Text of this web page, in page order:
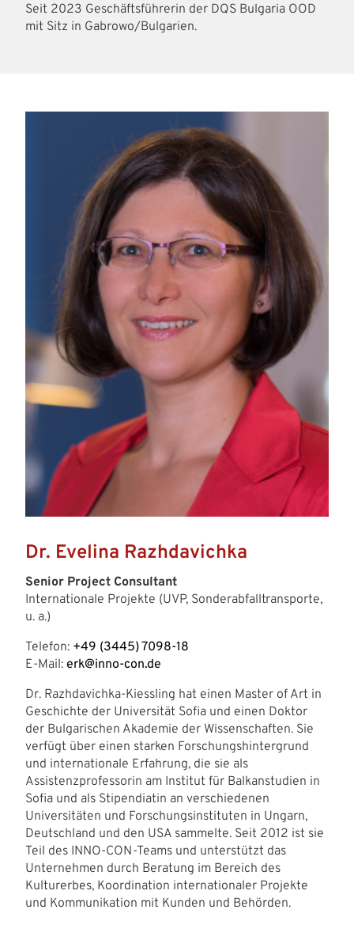
Seit 2023 Geschäftsführerin der DQS Bulgaria OOD
mit Sitz in Gabrowo/Bulgarien.
Dr. Evelina Razhdavichka
Senior Project Consultant
Internationale Projekte (UVP, Sonderabfalltransporte,
u. a.)
Telefon: +49 (3445) 7098-18
E-Mail: erk@inno-con.de
Dr. Razhdavichka-Kiessling hat einen Master of Art in
Geschichte der Universität Sofia und einen Doktor
der Bulgarischen Akademie der Wissenschaften. Sie
verfügt über einen starken Forschungshintergrund
und internationale Erfahrung, die sie als
Assistenzprofessorin am Institut für Balkanstudien in
Sofia und als Stipendiatin an verschiedenen
Universitäten und Forschungsinstituten in Ungarn,
Deutschland und den USA sammelte. Seit 2012 ist sie
Teil des INNO-CON-Teams und unterstützt das
Unternehmen durch Beratung im Bereich des
Kulturerbes, Koordination internationaler Projekte
und Kommunikation mit Kunden und Behörden.